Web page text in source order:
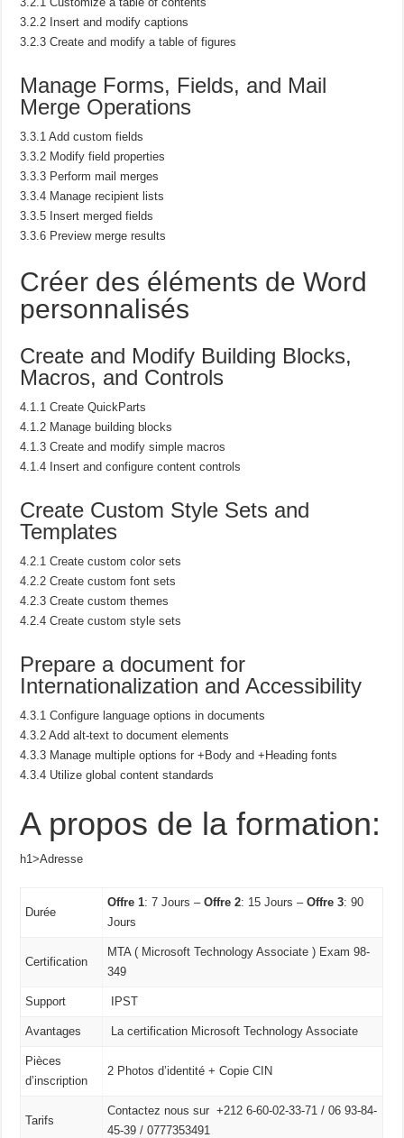
3.2.2 Insert and modify captions
3.2.3 Create and modify a table of figures
Manage Forms, Fields, and Mail
Merge Operations
3.3.1 Add custom fields
3.3.2 Modify field properties
3.3.3 Perform mail merges
3.3.4 Manage recipient lists
3.3.5 Insert merged fields
3.3.6 Preview merge results
Créer des éléments de Word
personnalisés
Create and Modify Building Blocks,
Macros, and Controls
4.1.1 Create QuickParts
4.1.2 Manage building blocks
4.1.3 Create and modify simple macros
4.1.4 Insert and configure content controls
Create Custom Style Sets and
Templates
4.2.1 Create custom color sets
4.2.2 Create custom font sets
4.2.3 Create custom themes
4.2.4 Create custom style sets
Prepare a document for
Internationalization and Accessibility
4.3.1 Configure language options in documents
4.3.2 Add alt-text to document elements
4.3.3 Manage multiple options for +Body and +Heading fonts
4.3.4 Utilize global content standards
A propos de la formation:
h1>Adresse
Durée
Offre 1: 7 Jours –Offre 2: 15 Jours –Offre 3: 90
Jours
Certification
MTA ( Microsoft Technology Associate ) Exam 98-
349
Support IPST
Avantages La certification Microsoft Technology Associate
Pièces
d’inscription
2 Photos d’identité + Copie CIN
Tarifs
Contactez nous sur +212 6-60-02-33-71 / 06 93-84-
45-39 / 0777353491